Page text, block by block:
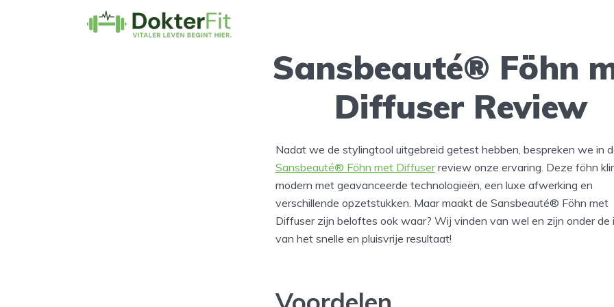
Sansbeauté® Föhn
Diffuser Review
Nadat we de stylingtool uitgebreid getest hebben, bespreken we in
Sansbeauté® Föhn met Diffuserreview onze ervaring. Deze föhn
modern met geavanceerde technologieën, een luxe afwerking en
verschillende opzetstukken. Maar maakt de Sansbeauté® Föhn met
Diffuser zijn beloftes ook waar? Wij vinden van wel en zijn onder de
van het snelle en pluisvrije resultaat!